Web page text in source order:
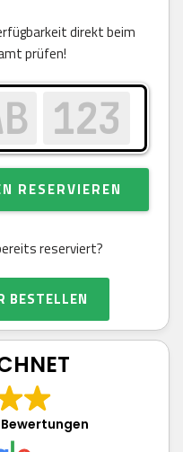
direkt beim
prüfen!
RESERVIEREN
reserviert?
BESTELLEN
Bewertungen